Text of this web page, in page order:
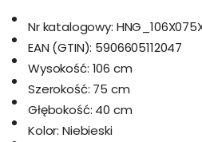
Nr katalogowy:
EAN (GTIN): 5906605112047
Wysokość: 106 cm
Szerokość: 75 cm
Głębokość: 40 cm
Kolor: Niebieski